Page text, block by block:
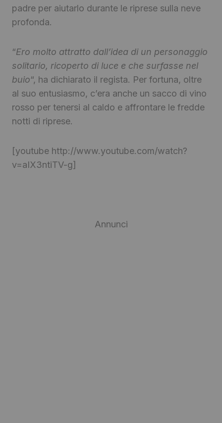
padre per aiutarlo durante le riprese sulla neve
profonda.
“Ero molto attratto dall’idea di un personaggio
solitario, ricoperto di luce e che surfasse nel
buio“, ha dichiarato il regista. Per fortuna, oltre
al suo entusiasmo, c’era anche un sacco di vino
rosso per tenersi al caldo e affrontare le fredde
notti di riprese.
[youtube http://www.youtube.com/watch?
v=aIX3ntiTV-g]
Annunci